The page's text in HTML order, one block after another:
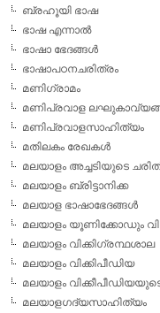
ബ്രഹൂയി ഭാഷ
ഭാഷ എന്നാല്‍
ഭാഷാ ഭേദങ്ങള്‍
ഭാഷാപഠനചരിത്രം
മണിഗ്രാമം
മണിപ്രവാള
മണിപ്രവാളസാഹിത്യം
മതിലകം രേഖകള്‍
മലയാളം അച്ചടിയുടെ
മലയാളം ബ്രിട്ടാനിക്ക
മലയാള ഭാഷാഭേദങ്ങള്‍
മലയാളം യൂണിക്കോഡും
മലയാളം വിക്കിഗ്രന്ഥശാല
മലയാളം വിക്കിപീഡിയ
മലയാളം
മലയാളഗദ്യസാഹിത്യം